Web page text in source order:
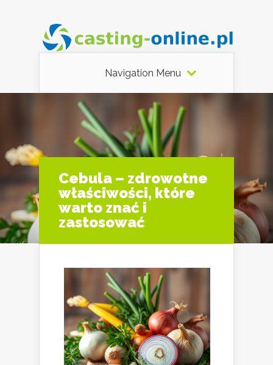
Navigation Menu
Cebula – zdrowotne
właściwości, które
warto znać i
zastosować